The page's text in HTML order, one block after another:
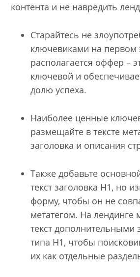
контента и не навредить
Старайтесь не
ключевиками на первом
располагается оффер –
ключевой и
долю успеха.
Наиболее ценные
размещайте в тексте
заголовка и описания
Также добавьте
текст заголовка H1, но
форму, чтобы он не
метатегом. На лендинге
текст дополнительными
типа H1, чтобы
их как отдельные